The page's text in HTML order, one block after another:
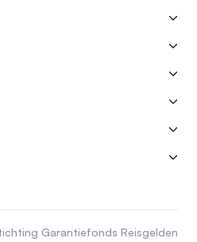
Garantiefonds Reisgelden